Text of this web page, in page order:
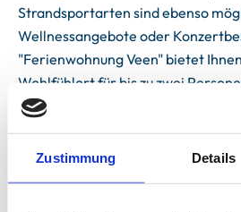
Zustimmung Details
Strandsportarten sind ebenso
Wellnessangebote oder
"Ferienwohnung Veen" bietet
Wohlfühlort für bis zu zwei
romantische Auszeit zu zweit oder
Freunden.